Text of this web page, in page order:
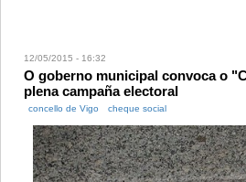
12/05/2015 - 16:32
O goberno municipal convoca o
plena campaña electoral
concello de Vigo cheque social